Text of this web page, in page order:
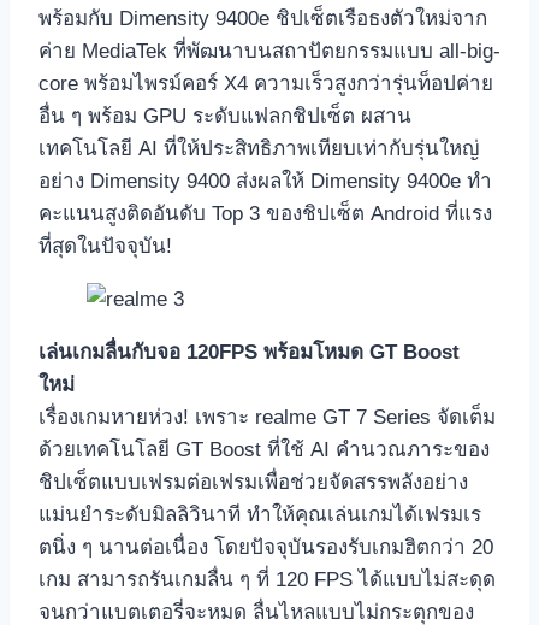
พร้อมกับ Dimensity 9400e ชิปเซ็ตเรือธงตัวใหม่จาก
ค่าย MediaTek ที่พัฒนาบนสถาปัตยกรรมแบบ all-big-
core พร้อมไพรม์คอร์ X4 ความเร็วสูงกว่ารุ่นท็อปค่าย
อื่น ๆ พร้อม GPU ระดับแฟลกชิปเซ็ต ผสาน
เทคโนโลยี AI ที่ให้ประสิทธิภาพเทียบเท่ากับรุ่นใหญ่
อย่าง Dimensity 9400 ส่งผลให้ Dimensity 9400e ทำ
คะแนนสูงติดอันดับ Top 3 ของชิปเซ็ต Android ที่แรง
ที่สุดในปัจจุบัน!
เล่นเกมลื่นกับจอ 120FPS พร้อมโหมด GT Boost
ใหม่
เรื่องเกมหายห่วง! เพราะ realme GT 7 Series จัดเต็ม
ด้วยเทคโนโลยี GT Boost ที่ใช้ AI คำนวณภาระของ
ชิปเซ็ตแบบเฟรมต่อเฟรมเพื่อช่วยจัดสรรพลังอย่าง
แม่นยำระดับมิลลิวินาที ทำให้คุณเล่นเกมได้เฟรมเร
ตนิ่ง ๆ นานต่อเนื่อง โดยปัจจุบันรองรับเกมฮิตกว่า 20
เกม สามารถรันเกมลื่น ๆ ที่ 120 FPS ได้แบบไม่สะดุด
จนกว่าแบตเตอรี่จะหมด ลื่นไหลแบบไม่กระตุกของ